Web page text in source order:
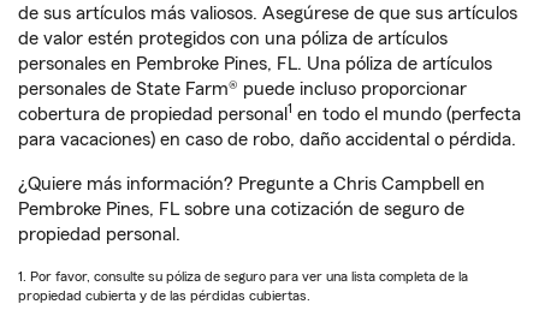
de sus artículos más valiosos. Asegúrese de que sus artículos
de valor estén protegidos con una póliza de artículos
personales en Pembroke Pines, FL. Una póliza de artículos
personales de State Farm® puede incluso proporcionar
cobertura de propiedad personal 1 en todo el mundo (perfecta
para vacaciones) en caso de robo, daño accidental o pérdida.
¿Quiere más información? Pregunte a Chris Campbell en
Pembroke Pines, FL sobre una cotización de seguro de
propiedad personal.
1. Por favor, consulte su póliza de seguro para ver una lista completa de la
propiedad cubierta y de las pérdidas cubiertas.